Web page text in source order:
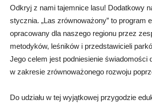
Odkryj z nami tajemnice lasu! Dodatkowy
stycznia. „Las zrównoważony” to program
opracowany dla naszego regionu przez
metodyków, leśników i przedstawicieli
Jego celem jest podniesienie świadomości
w zakresie zrównoważonego rozwoju
Do udziału w tej wyjątkowej przygodzie